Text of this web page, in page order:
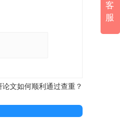
文如何顺利通过查重？
客
服